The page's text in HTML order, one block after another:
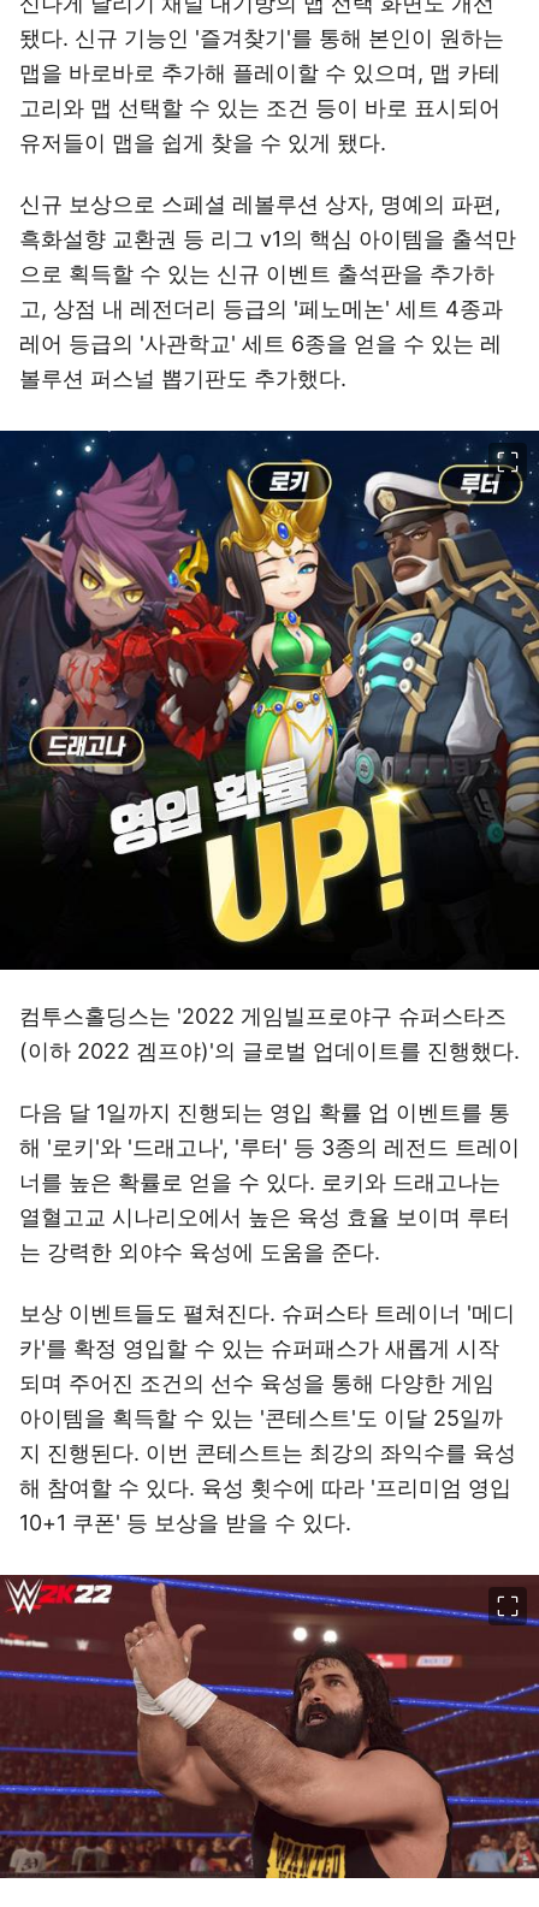
됐다. 신규 기능인 '즐겨찾기'를 통해 본인이 원하는
맵을 바로바로 추가해 플레이할 수 있으며, 맵 카테
고리와 맵 선택할 수 있는 조건 등이 바로 표시되어
유저들이 맵을 쉽게 찾을 수 있게 됐다.
신규 보상으로 스페셜 레볼루션 상자, 명예의 파편,
흑화설향 교환권 등 리그 v1의 핵심 아이템을 출석만
으로 획득할 수 있는 신규 이벤트 출석판을 추가하
고, 상점 내 레전더리 등급의 '페노메논' 세트 4종과
레어 등급의 '사관학교' 세트 6종을 얻을 수 있는 레
볼루션 퍼스널 뽑기판도 추가했다.
컴투스홀딩스는 '2022 게임빌프로야구 슈퍼스타즈
(이하 2022 겜프야)'의 글로벌 업데이트를 진행했다.
다음 달 1일까지 진행되는 영입 확률 업 이벤트를 통
해 '로키'와 '드래고나', '루터' 등 3종의 레전드 트레이
너를 높은 확률로 얻을 수 있다. 로키와 드래고나는
열혈고교 시나리오에서 높은 육성 효율 보이며 루터
는 강력한 외야수 육성에 도움을 준다.
보상 이벤트들도 펼쳐진다. 슈퍼스타 트레이너 '메디
카'를 확정 영입할 수 있는 슈퍼패스가 새롭게 시작
되며 주어진 조건의 선수 육성을 통해 다양한 게임
아이템을 획득할 수 있는 '콘테스트'도 이달 25일까
지 진행된다. 이번 콘테스트는 최강의 좌익수를 육성
해 참여할 수 있다. 육성 횟수에 따라 '프리미엄 영입
10+1 쿠폰' 등 보상을 받을 수 있다.